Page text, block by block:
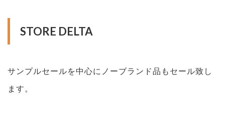
STORE DELTA
サンプルセールを中心にノーブランド品もセール致し
ます。